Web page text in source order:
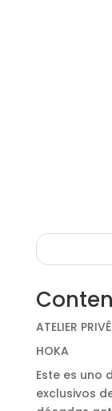
ATELIER PRIVÊ
HOKA
Este es uno
exclusivos